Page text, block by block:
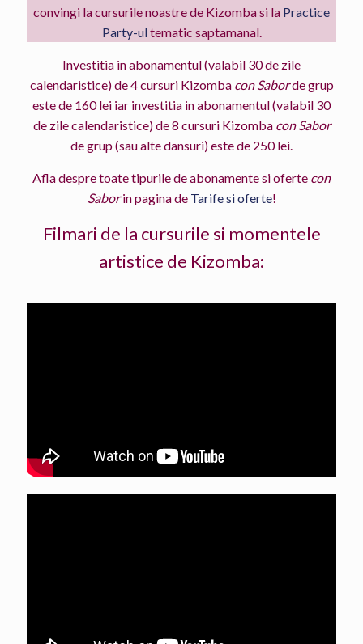
convingi la cursurile noastre de Kizomba si la Practice
Party-ultematic saptamanal.
Investitia in abonamentul (valabil 30 de zile
calendaristice) de 4 cursuri Kizomba con Saborde grup
este de 160 lei iar investitia in abonamentul (valabil 30
de zile calendaristice) de 8 cursuri Kizomba con Sabor
de grup (sau alte dansuri) este de 250 lei.
Afla despre toate tipurile de abonamente si oferte con
Saborin pagina de Tarife si oferte!
Filmari de la cursurile si momentele
artistice de Kizomba: